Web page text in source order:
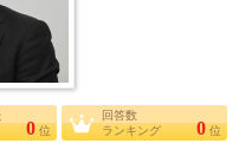
0 位
回答数
ランキング
0 位